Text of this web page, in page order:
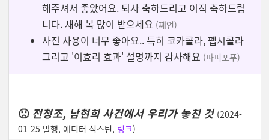
해주셔서 좋았어요. 퇴사 축하드리고 이직 축하드립
니다. 새해 복 많이 받으세요 (째언)
사진 사용이 너무 좋아요.. 특히 코카콜라, 펩시콜라
그리고 '이효리 효과' 설명까지 감사해요 (파피포푸)
🙁전청조, 남현희 사건에서 우리가 놓친 것 (2024-
01-25 발행, 에디터 식스틴, 링크)